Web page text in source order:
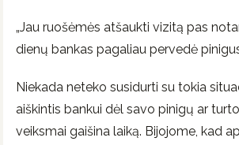
„Jau ruošėmės atšaukti vizitą pas
dienų bankas pagaliau pervedė
Niekada neteko susidurti su tokia
aiškintis bankui dėl savo pinigų ar
veiksmai gaišina laiką. Bijojome, kad